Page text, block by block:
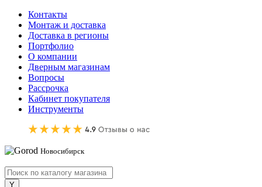
Контакты
Монтаж и доставка
Доставка в регионы
Портфолио
О компании
Дверным магазинам
Вопросы
Рассрочка
Кабинет покупателя
Инструменты
Новосибирск